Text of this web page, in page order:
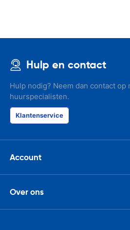
Hulp en contact
Hulp nodig? Neem dan contact op
huurspecialisten.
Klantenservice
Account
Over ons